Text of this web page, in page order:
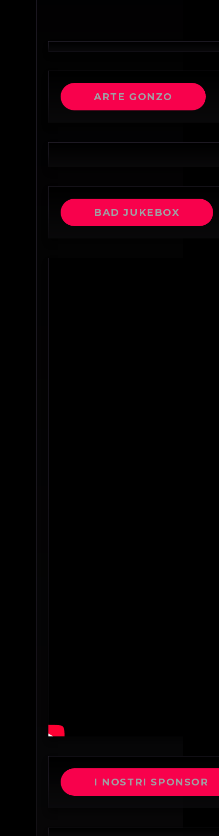
ARTE GONZO
BAD JUKEBOX
I NOSTRI SPONSOR